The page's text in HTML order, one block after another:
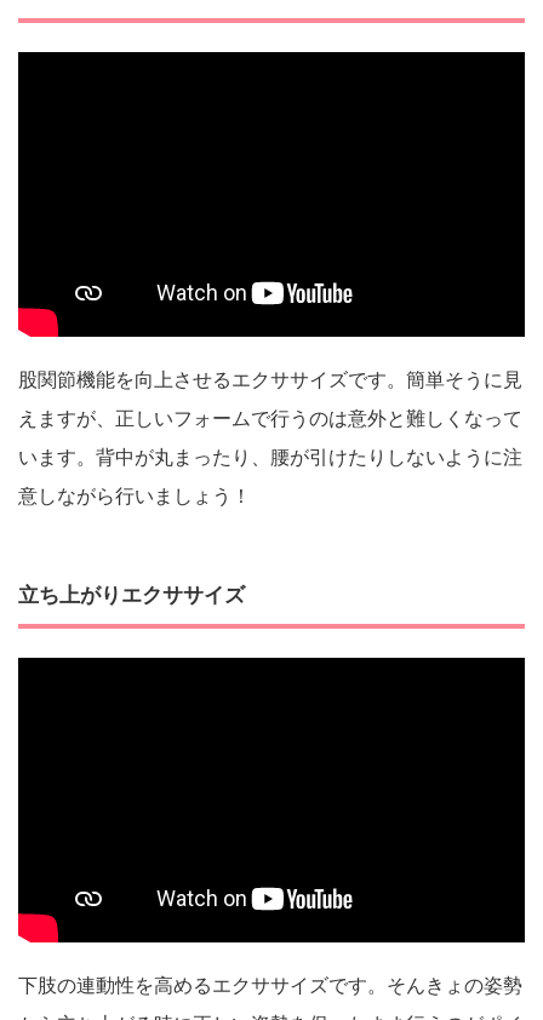
股関節機能を向上させるエクササイズです。簡単そうに見
えますが、正しいフォームで行うのは意外と難しくなって
います。背中が丸まったり、腰が引けたりしないように注
意しながら行いましょう！
立ち上がりエクササイズ
下肢の連動性を高めるエクササイズです。そんきょの姿勢